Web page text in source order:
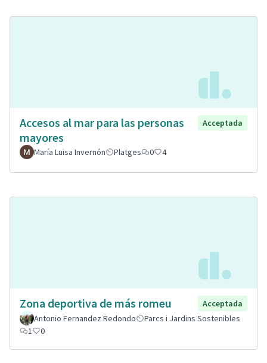
Accesos al mar para las personas
mayores
Acceptada
María Luisa Invernón Platges 0 4
Zona deportiva de más romeu
Acceptada
Antonio Fernandez Redondo
Parcs i Jardins Sostenibles
1
0